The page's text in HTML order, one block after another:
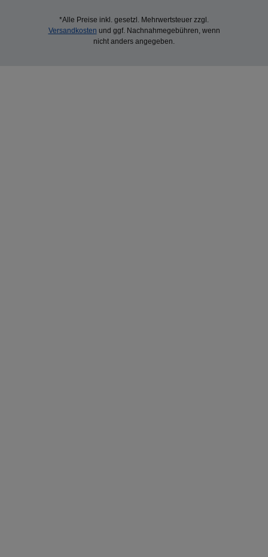
*Alle Preise inkl. gesetzl. Mehrwertsteuer zzgl.
Versandkosten und ggf. Nachnahmegebühren, wenn
nicht anders angegeben.